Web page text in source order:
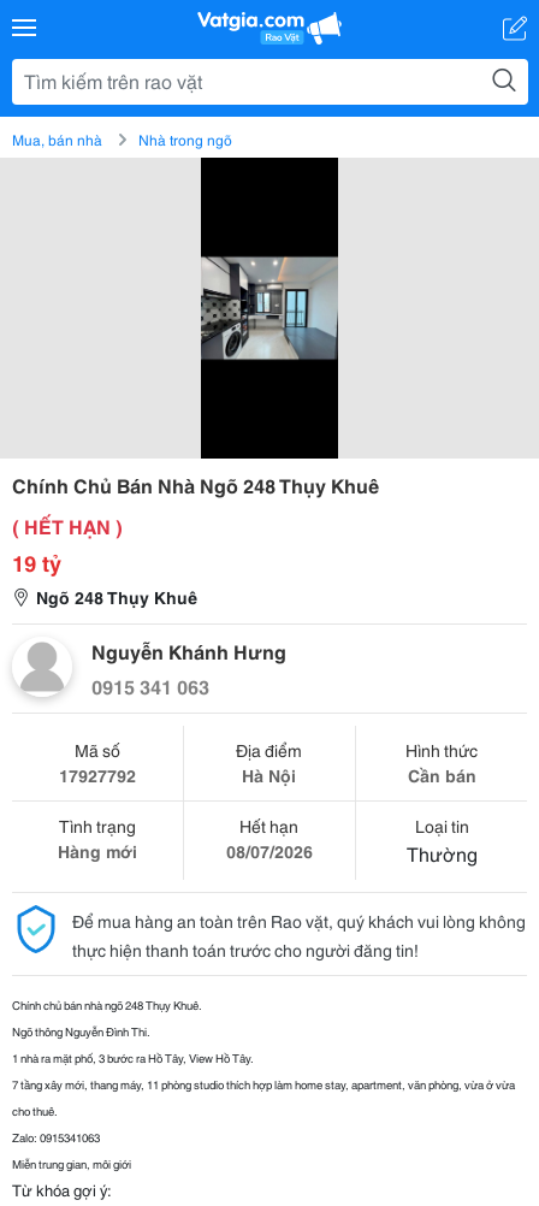
Mua, bán nhà Nhà trong ngõ
Chính Chủ Bán Nhà Ngõ 248 Thụy Khuê
( HẾT HẠN )
19 tỷ
Ngõ 248 Thụy Khuê
Nguyễn Khánh Hưng
0915 341 063
Mã số
17927792
Địa điểm
Hà Nội
Hình thức
Cần bán
Tình trạng
Hàng mới
Hết hạn
08/07/2026
Loại tin
Thường
Để mua hàng an toàn trên Rao vặt, quý khách vui lòng không
thực hiện thanh toán trước cho người đăng tin!
Chính chủ bán nhà ngõ 248 Thụy Khuê.
Ngõ thông Nguyễn Đình Thi.
1 nhà ra mặt phố, 3 bước ra Hồ Tây, View Hồ Tây.
7 tầng xây mới, thang máy, 11 phòng studio thích hợp làm home stay, apartment, văn phòng, vừa ở vừa
cho thuê.
Zalo: 0915341063
Miễn trung gian, môi giới
Từ khóa gợi ý: